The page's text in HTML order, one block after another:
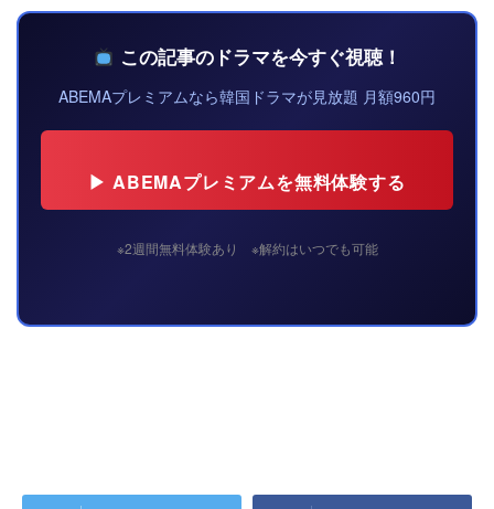
この記事のドラマを今すぐ視聴！
ABEMAプレミアムなら韓国ドラマが見放題 月額960円
▶ ABEMAプレミアムを無料体験する
※2週間無料体験あり ※解約はいつでも可能